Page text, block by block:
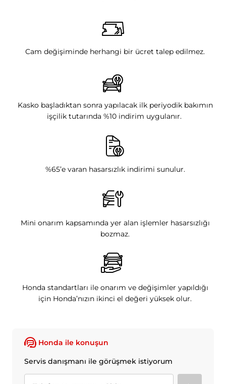
Cam değişiminde herhangi bir ücret talep edilmez.
Kasko başladıktan sonra yapılacak ilk periyodik bakımın
işçilik tutarında %10 indirim uygulanır.
%65’e varan hasarsızlık indirimi sunulur.
Mini onarım kapsamında yer alan işlemler hasarsızlığı
bozmaz.
Honda standartları ile onarım ve değişimler yapıldığı
için Honda’nızın ikinci el değeri yüksek olur.
Honda ile konuşun
Servis danışmanı ile görüşmek istiyorum